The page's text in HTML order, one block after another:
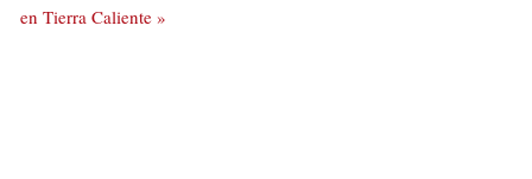
en Tierra Caliente »